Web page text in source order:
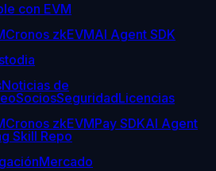
con EVM
Cronos zkEVMAI Agent SDK
Noticias de
SociosSeguridadLicencias
Cronos zkEVMPay SDKAI Agent
Skill Repo
Mercado